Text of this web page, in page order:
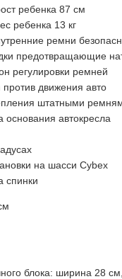
ребенка 87 см
ребенка 13 кг
ремни
предотвращающие
регулировки ремней
движения авто
штатными
основания автокресла
на шасси Cybex
спинки
блока: ширина 28